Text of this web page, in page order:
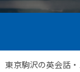
東京駒沢の英会話